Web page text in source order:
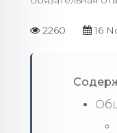
2260 16